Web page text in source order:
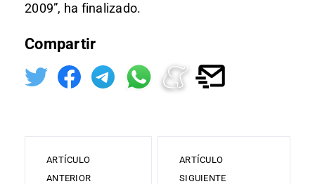
2009”, ha finalizado.
Compartir
ARTÍCULO
ANTERIOR
ARTÍCULO
SIGUIENTE